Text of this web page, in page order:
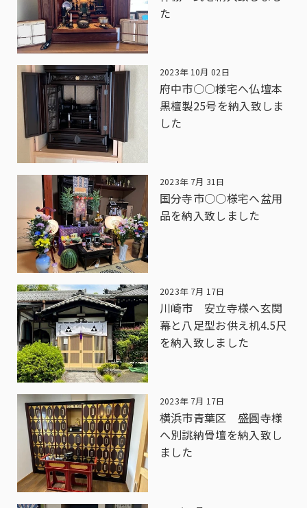
た
2023年 10月 02日
府中市○○様宅へ仏壇本
黒檀製25号を納入致しま
した
2023年 7月 31日
国分寺市○○様宅へ盆用
品を納入致しました
2023年 7月 17日
川崎市 安立寺様へ玄関
幕と八足型お供え机4.5尺
を納入致しました
2023年 7月 17日
横浜市青葉区 盛圓寺様
へ別誂納骨壇を納入致し
ました